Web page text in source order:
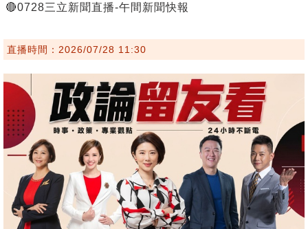
🔴0728三立新聞直播-午間新聞快報
直播時間：2026/07/28 11:30